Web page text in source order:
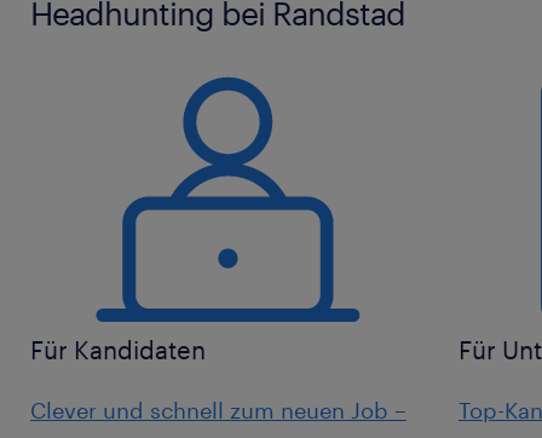
Headhunting bei Randstad
Für Kandidaten
Clever und schnell zum neuen Job –
Für
Top-